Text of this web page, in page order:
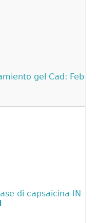
gel Cad: Feb
di capsaicina IN